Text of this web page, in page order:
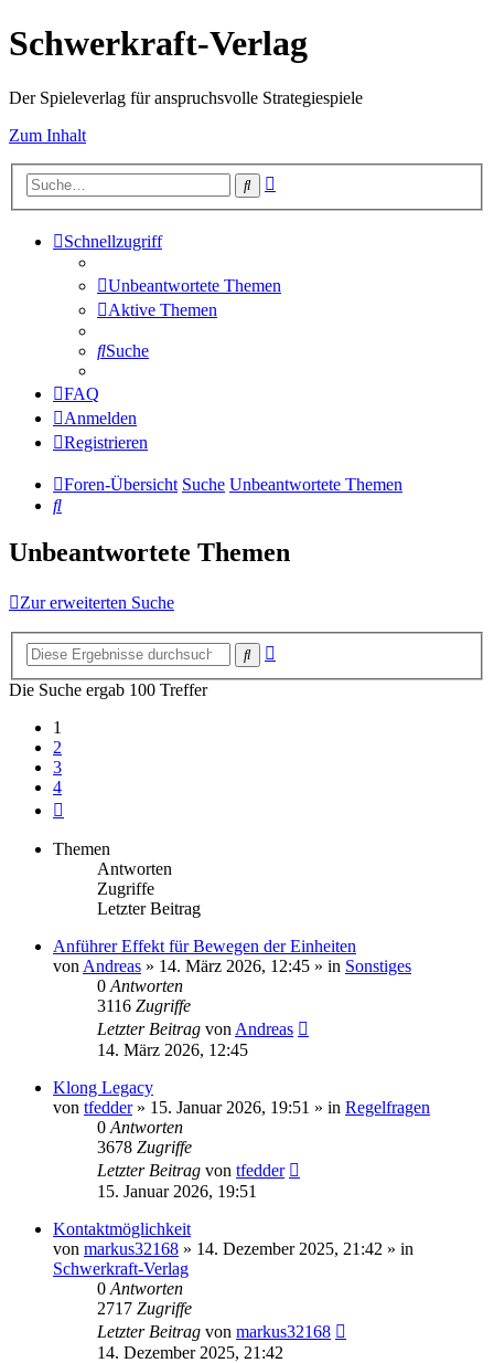
Schwerkraft-Verlag
Der Spieleverlag für anspruchsvolle Strategiespiele
Zum Inhalt
Suche
Schnellzugriff
Unbeantwortete Themen
Aktive Themen
Suche
FAQ
Anmelden
Registrieren
Foren-Übersicht Suche Unbeantwortete Themen
Suche
Unbeantwortete Themen
Zur erweiterten Suche
Suche
Die Suche ergab 100 Treffer
1
2
3
4
Themen
Antworten
Zugriffe
Letzter Beitrag
Anführer Effekt für Bewegen der Einheiten
von Andreas » 14. März 2026, 12:45 » in Sonstiges
0 Antworten
3116 Zugriffe
Letzter Beitrag von Andreas
14. März 2026, 12:45
Klong Legacy
von tfedder» 15. Januar 2026, 19:51 » in Regelfragen
0 Antworten
3678 Zugriffe
Letzter Beitrag von tfedder
15. Januar 2026, 19:51
Kontaktmöglichkeit
von markus32168 » 14. Dezember 2025, 21:42 » in
Schwerkraft-Verlag
0 Antworten
2717 Zugriffe
Letzter Beitrag von markus32168
14. Dezember 2025, 21:42